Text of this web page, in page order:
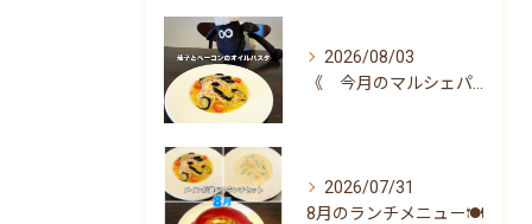
2026/08/03
2026/07/31
8月のランチメニュー🍽